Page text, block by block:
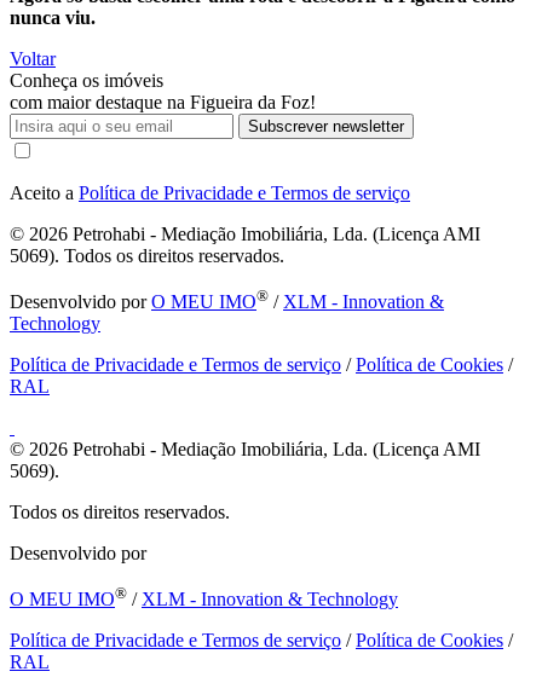
nunca viu.
Voltar
Conheça os imóveis
com maior destaque na Figueira da Foz!
Subscrever newsletter
Aceito a Política de Privacidade e Termos de serviço
© 2026 Petrohabi - Mediação Imobiliária, Lda. (Licença AMI
5069). Todos os direitos reservados.
Desenvolvido porO MEU IMO® / XLM - Innovation &
Technology
Política de Privacidade e Termos de serviço /Política de Cookies /
RAL
© 2026 Petrohabi - Mediação Imobiliária, Lda. (Licença AMI
5069).
Todos os direitos reservados.
Desenvolvido por
O MEU IMO® /XLM - Innovation & Technology
Política de Privacidade e Termos de serviço /Política de Cookies /
RAL